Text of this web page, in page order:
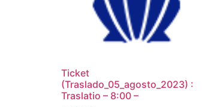
Ticket
(Traslado_05_agosto_2023) :
Traslatio – 8:00 –